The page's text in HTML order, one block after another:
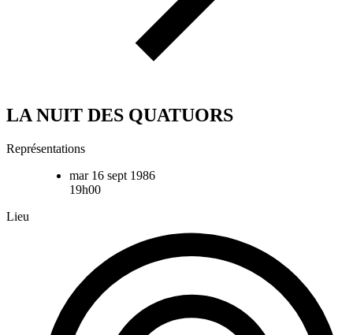
LA NUIT DES QUATUORS
Représentations
mar 16 sept 1986
19h00
Lieu